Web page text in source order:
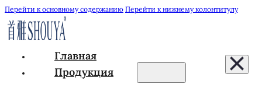
Перейти к основному содержанию Перейти к нижнему колонтитулу
Главная
Продукция